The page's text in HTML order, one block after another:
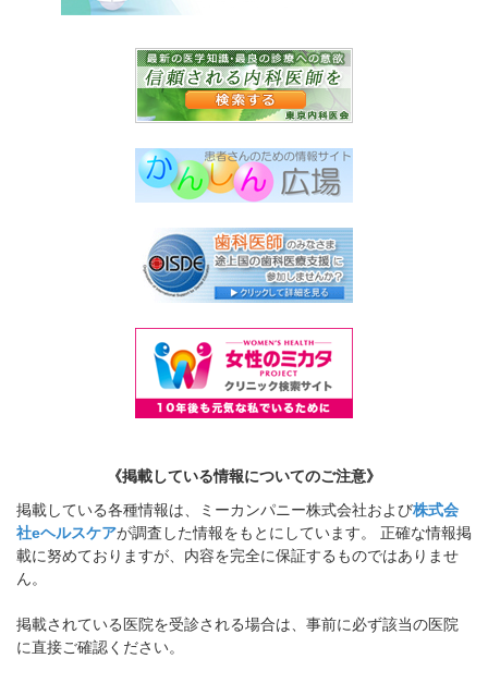
《掲載している情報についてのご注意》
掲載している各種情報は、ミーカンパニー株式会社および株式会
社eヘルスケアが調査した情報をもとにしています。 正確な情報掲
載に努めておりますが、内容を完全に保証するものではありませ
ん。
掲載されている医院を受診される場合は、事前に必ず該当の医院
に直接ご確認ください。